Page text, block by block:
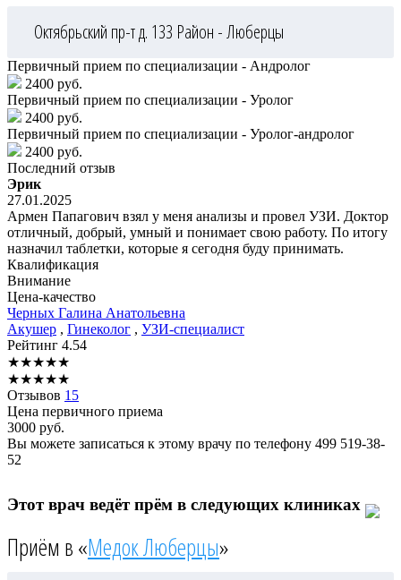
Октябрьский пр-т д. 133 Район - Люберцы
Первичный прием по специализации - Андролог
2400 руб.
Первичный прием по специализации - Уролог
2400 руб.
Первичный прием по специализации - Уролог-андролог
2400 руб.
Последний отзыв
Эрик
27.01.2025
Армен Папагович взял у меня анализы и провел УЗИ. Доктор
отличный, добрый, умный и понимает свою работу. По итогу
назначил таблетки, которые я сегодня буду принимать.
Квалификация
Внимание
Цена-качество
Черных Галина Анатольевна
Акушер , Гинеколог , УЗИ-специалист
Рейтинг 4.54
★★★★★
★★★★★
Отзывов 15
Цена первичного приема
3000 руб.
Вы можете записаться к этому врачу по телефону 499 519-38-
52
Этот врач ведёт прём в следующих клиниках
Приём в «Медок Люберцы»